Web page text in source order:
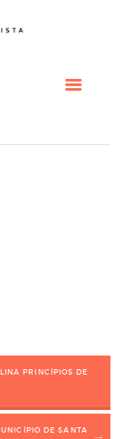
PRINCÍPIOS DE
DE SANTA